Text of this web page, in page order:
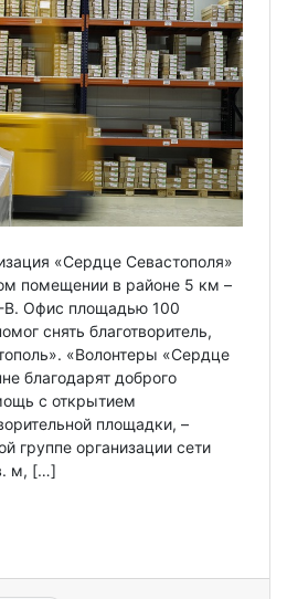
«Сердце Севастополя»
помещении в районе 5 км –
В. Офис площадью 100
снять благотворитель,
«Волонтеры «Сердце
благодарят доброго
с открытием
площадки, –
группе организации сети
м, […]